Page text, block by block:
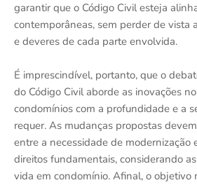
garantir que o Código Civil esteja
contemporâneas, sem perder de vista
e deveres de cada parte envolvida.
É imprescindível, portanto, que o
do Código Civil aborde as inovações
condomínios com a profundidade e a
requer. As mudanças propostas
entre a necessidade de modernização
direitos fundamentais, considerando
vida em condomínio. Afinal, o objetivo